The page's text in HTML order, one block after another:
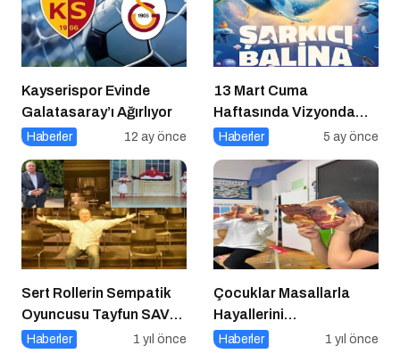
Kayserispor Evinde
Galatasaray’ı Ağırlıyor
Haberler 12 ay önce
13 Mart Cuma
Haftasında Vizyonda
Hangi Filmler Var?
Haberler 5 ay önce
Sert Rollerin Sempatik
Oyuncusu Tayfun SAV
ile Söyleşi
Haberler 1 yıl önce
Çocuklar Masallarla
Hayallerini
Gerçekleştiriyor!
Haberler 1 yıl önce